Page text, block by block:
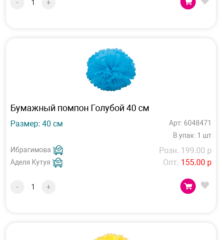
- +
Бумажный помпон Голубой 40 см
Размер: 40 см
Арт: 6048471
В упак: 1 шт
Ибрагимова
Аделя Кутуя
Розн. 199.00 р
Опт. 155.00 р
- +